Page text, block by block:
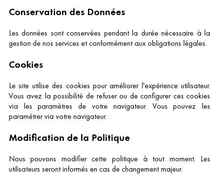
Conservation des Données
Les données sont conservées pendant la durée nécessaire à la
gestion de nos services et conformément aux obligations légales.
Cookies
Le site utilise des cookies pour améliorer l'expérience utilisateur.
Vous avez la possibilité de refuser ou de configurer ces cookies
via les paramètres de votre navigateur. Vous pouvez les
paramétrer via votre navigateur.
Modification de la Politique
Nous pouvons modifier cette politique à tout moment. Les
utilisateurs seront informés en cas de changement majeur.